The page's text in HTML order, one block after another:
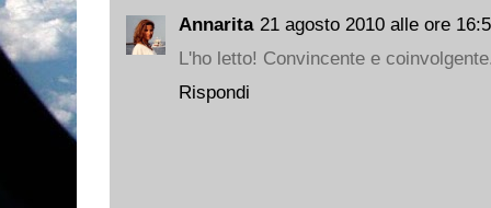
Annarita 21 agosto 2010 alle ore
L'ho letto! Convincente e
Rispondi